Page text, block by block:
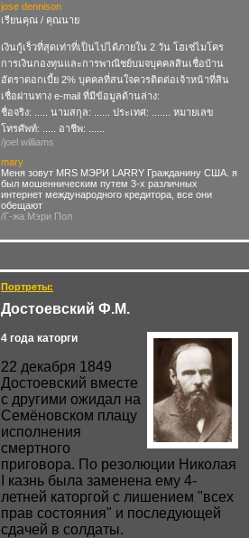
jose dennison
เรียนคุณ / คุณนาย
เงินกู้เร็วที่สุดเท่าที่เป็นไปได้ภายใน 2 วัน โฮเซ่ไมโคร
การเงินกองทุนและการพาณิชย์บมจบุคคลสินเชื่อบ้าน
อัตราดอกเบี้ย 2% บุคคลที่สนใจควรติดต่อเจ้าหน้าที่สิน
เชื่อผ่านทาง e-mail ที่มีข้อมูลด้านล่าง:
ชื่อจริง: ..... นามสกุล: ...... ประเทศ: ....... หมายเลข
โทรศัพท์: ..... อาชีพ: ......
/joel williams
mary
Меня зовут MRS МЭРИ LARRY Гражданину США. я
был мошенническим путем 3-х различных
интернет международного кредитора, все они
обещают
/Г-жа Мэри Пол
Портреты:
Достоевский Ф.М.
4 года каторги
22 декабря 1849
Достоевский вместе
с другими ожидал на
Семёновском плацу
исполнения
смертного
приговора. По резолюции Николая
I казнь была заменена ему 4-
летней каторгой с лишением "всех
прав состояния" и последующей
сдачей в солдаты.